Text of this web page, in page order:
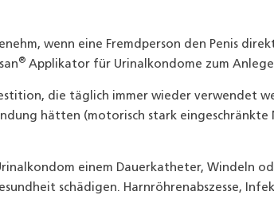
wenn eine Fremdperson den Penis
® Applikator für Urinalkondome zum
die täglich immer wieder verwendet
hätten (motorisch stark
einem Dauerkatheter, Windeln
schädigen. Harnröhrenabszesse,